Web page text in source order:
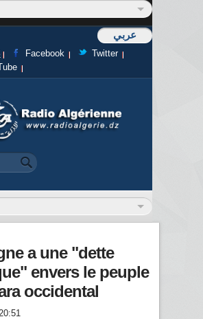
عربي
Facebook
Twitter
de recherche
a une "dette
envers le peuple
occidental